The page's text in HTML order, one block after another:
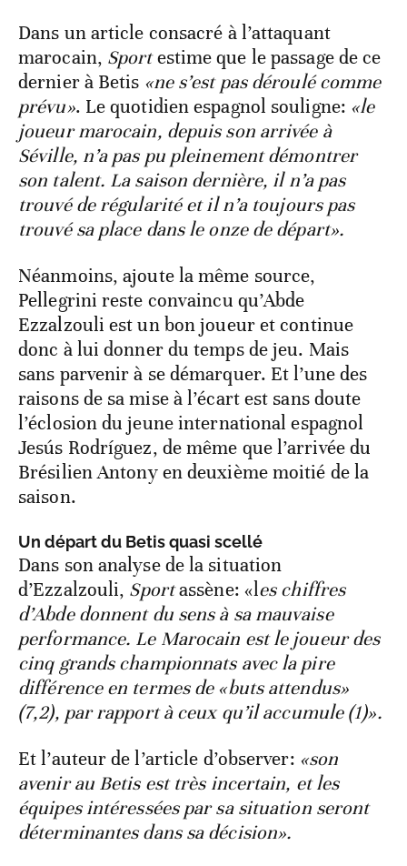
Dans un article consacré à l’attaquant
marocain, Sportestime que le passage de ce
dernier à Betis «ne s’est pas déroulé comme
prévu». Le quotidien espagnol souligne: «le
joueur marocain, depuis son arrivée à
Séville, n’a pas pu pleinement démontrer
son talent. La saison dernière, il n’a pas
trouvé de régularité et il n’a toujours pas
trouvé sa place dans le onze de départ».
Néanmoins, ajoute la même source,
Pellegrini reste convaincu qu’Abde
Ezzalzouli est un bon joueur et continue
donc à lui donner du temps de jeu. Mais
sans parvenir à se démarquer. Et l’une des
raisons de sa mise à l’écart est sans doute
l’éclosion du jeune international espagnol
Jesús Rodríguez, de même que l’arrivée du
Brésilien Antony en deuxième moitié de la
saison.
Un départ du Betis quasi scellé
Dans son analyse de la situation
d’Ezzalzouli, Sportassène: «les chiffres
d’Abde donnent du sens à sa mauvaise
performance. Le Marocain est le joueur des
cinq grands championnats avec la pire
différence en termes de «buts attendus»
(7,2), par rapport à ceux qu’il accumule (1)».
Et l’auteur de l’article d’observer: «son
avenir au Betis est très incertain, et les
équipes intéressées par sa situation seront
déterminantes dans sa décision».